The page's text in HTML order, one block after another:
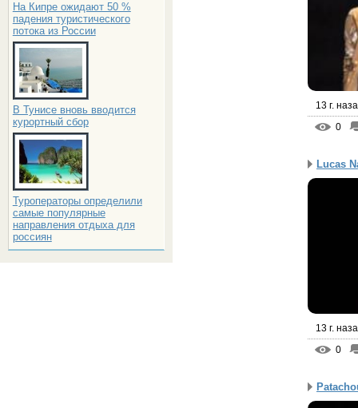
На Кипре ожидают 50 %
падения туристического
потока из России
В Тунисе вновь вводится
курортный сбор
Туроператоры определили
самые популярные
направления отдыха для
россиян
13 г.
0
Lucas
13 г.
0